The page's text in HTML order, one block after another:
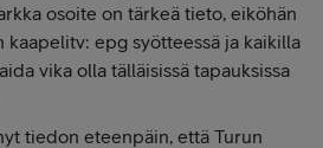
osoite on tärkeä tieto, eiköhän
kaapelitv: epg syötteessä ja kaikilla
vika olla tälläisissä tapauksissa
tiedon eteenpäin, että Turun